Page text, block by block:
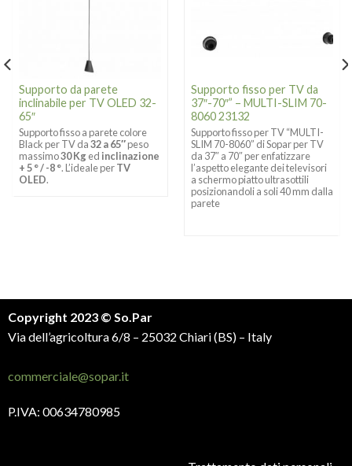
Supporto da parete
inclinabile per TV OLED 32-
65″
Supporto fisso a parete colore
Black per TV da32 a 65″peso
massimo30 Kg ed inclinazione
+ 5 ° / -8 °. L’ideale perTV
OLED.
Supporto fisso per TV da
37″-70″” – MULTI-SLIM 70-
8060 23132
Supporto fisso per TV “MULTI-
SLIM 70-8060” di Sopar per TV
da 37″ a 70″ per enfatizzare
l’aspetto elegante dei televisori
a schermo piatto ultrasottili
posizionandoli a soli 40 mm dalla
parete
Copyright 2023 © So.Par
Via dell’agricoltura 6/8 – 25032 Chiari (BS) – Italy
commerciale@sopar.it
P.IVA: 00634780985